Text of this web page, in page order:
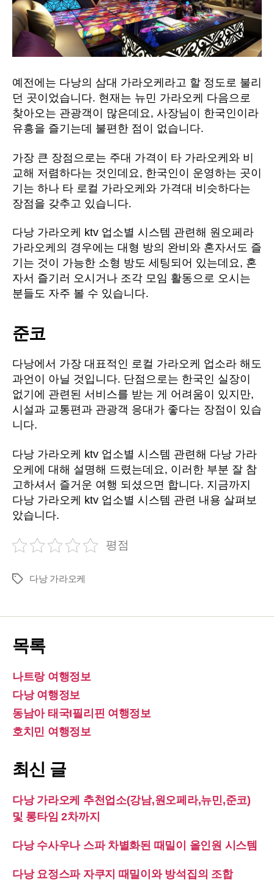
예전에는 다낭의 삼대 가라오케라고 할 정도로 불리
던 곳이었습니다. 현재는 뉴민 가라오케 다음으로
찾아오는 관광객이 많은데요, 사장님이 한국인이라
유흥을 즐기는데 불편한 점이 없습니다.
가장 큰 장점으로는 주대 가격이 타 가라오케와 비
교해 저렴하다는 것인데요, 한국인이 운영하는 곳이
기는 하나 타 로컬 가라오케와 가격대 비슷하다는
장점을 갖추고 있습니다.
다낭 가라오케 ktv 업소별 시스템 관련해 원오페라
가라오케의 경우에는 대형 방의 완비와 혼자서도 즐
기는 것이 가능한 소형 방도 세팅되어 있는데요, 혼
자서 즐기러 오시거나 조각 모임 활동으로 오시는
분들도 자주 볼 수 있습니다.
준코
다낭에서 가장 대표적인 로컬 가라오케 업소라 해도
과언이 아닐 것입니다. 단점으로는 한국인 실장이
없기에 관련된 서비스를 받는 게 어려움이 있지만,
시설과 교통편과 관광객 응대가 좋다는 장점이 있습
니다.
다낭 가라오케 ktv 업소별 시스템 관련해 다낭 가라
오케에 대해 설명해 드렸는데요, 이러한 부분 잘 참
고하셔서 즐거운 여행 되셨으면 합니다. 지금까지
다낭 가라오케 ktv 업소별 시스템 관련 내용 살펴보
았습니다.
평점
Tags 다낭 가라오케
목록
나트랑 여행정보
다낭 여행정보
동남아 태국I필리핀 여행정보
호치민 여행정보
최신 글
다낭 가라오케 추천업소(강남,원오페라,뉴민,준코)
및 롱타임 2차까지
다낭 수사우나 스파 차별화된 때밀이 올인원 시스템
다낭 요정스파 자쿠지 때밀이와 방석집의 조합